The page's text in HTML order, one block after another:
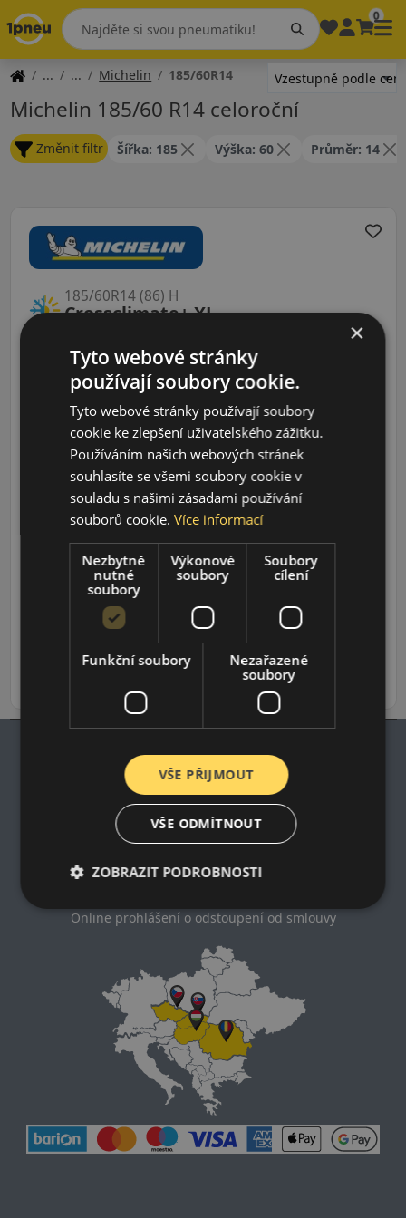
0
Michelin 185/60R14
Michelin 185/60 R14 celoroční
Změnit filtr Šířka: 185 Výška: 60 Průměr: 14
Crossclimate+ XL
185/60R14 (86) H
Údaje o štítku EPREL:
1 918 CZK
DO KOŠÍKU
Impresum
Zásady ochrany osobních údajů
Nákupní podmínky
Impresum
Online prohlášení o odstoupení od smlouvy
×
Tyto webové stránky
používají soubory cookie.
Tyto webové stránky používají soubory
cookie ke zlepšení uživatelského zážitku.
Používáním našich webových stránek
souhlasíte se všemi soubory cookie v
souladu s našimi zásadami používání
souborů cookie.Více informací
Nezbytně
nutné
soubory
Výkonové
soubory
Soubory
cílení
Funkční soubory
Nezařazené
soubory
VŠE PŘIJMOUT
VŠE ODMÍTNOUT
ZOBRAZIT PODROBNOSTI